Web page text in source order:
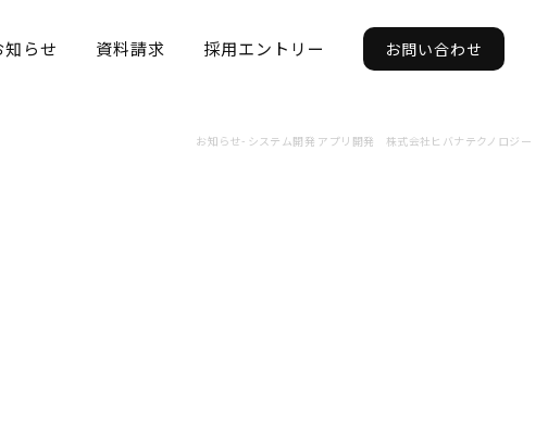
知らせ 資料請求 採用エントリー お問い合わせ
お知らせ- システム開発 アプリ開発 株式会社ヒバナテクノロジー